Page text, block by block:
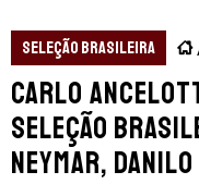
SELEÇÃO BRASILEIRA
Carlo
Seleção
Neymar, Danilo